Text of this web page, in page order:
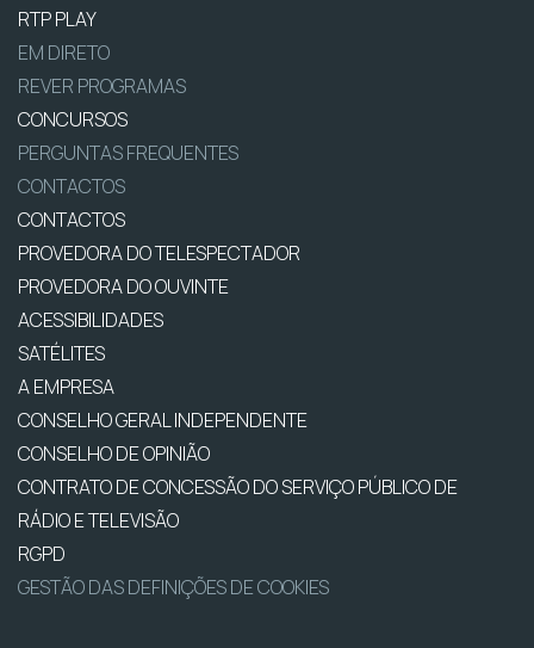
RTP PLAY
EM DIRETO
REVER PROGRAMAS
CONCURSOS
PERGUNTAS FREQUENTES
CONTACTOS
CONTACTOS
PROVEDORA DO TELESPECTADOR
PROVEDORA DO OUVINTE
ACESSIBILIDADES
SATÉLITES
A EMPRESA
CONSELHO GERAL INDEPENDENTE
CONSELHO DE OPINIÃO
CONTRATO DE CONCESSÃO DO SERVIÇO PÚBLICO DE
RÁDIO E TELEVISÃO
RGPD
GESTÃO DAS DEFINIÇÕES DE COOKIES